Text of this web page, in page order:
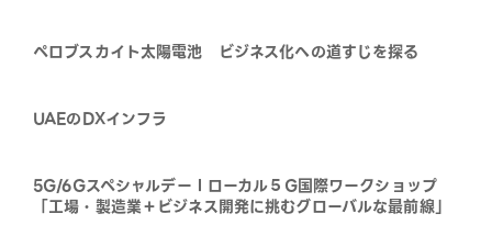
ペロブスカイト太陽電池 ビジネス化への道すじを探る
UAEのDXインフラ
5G/6GスペシャルデーⅠローカル５G国際ワークショップ
「工場・製造業＋ビジネス開発に挑むグローバルな最前線」